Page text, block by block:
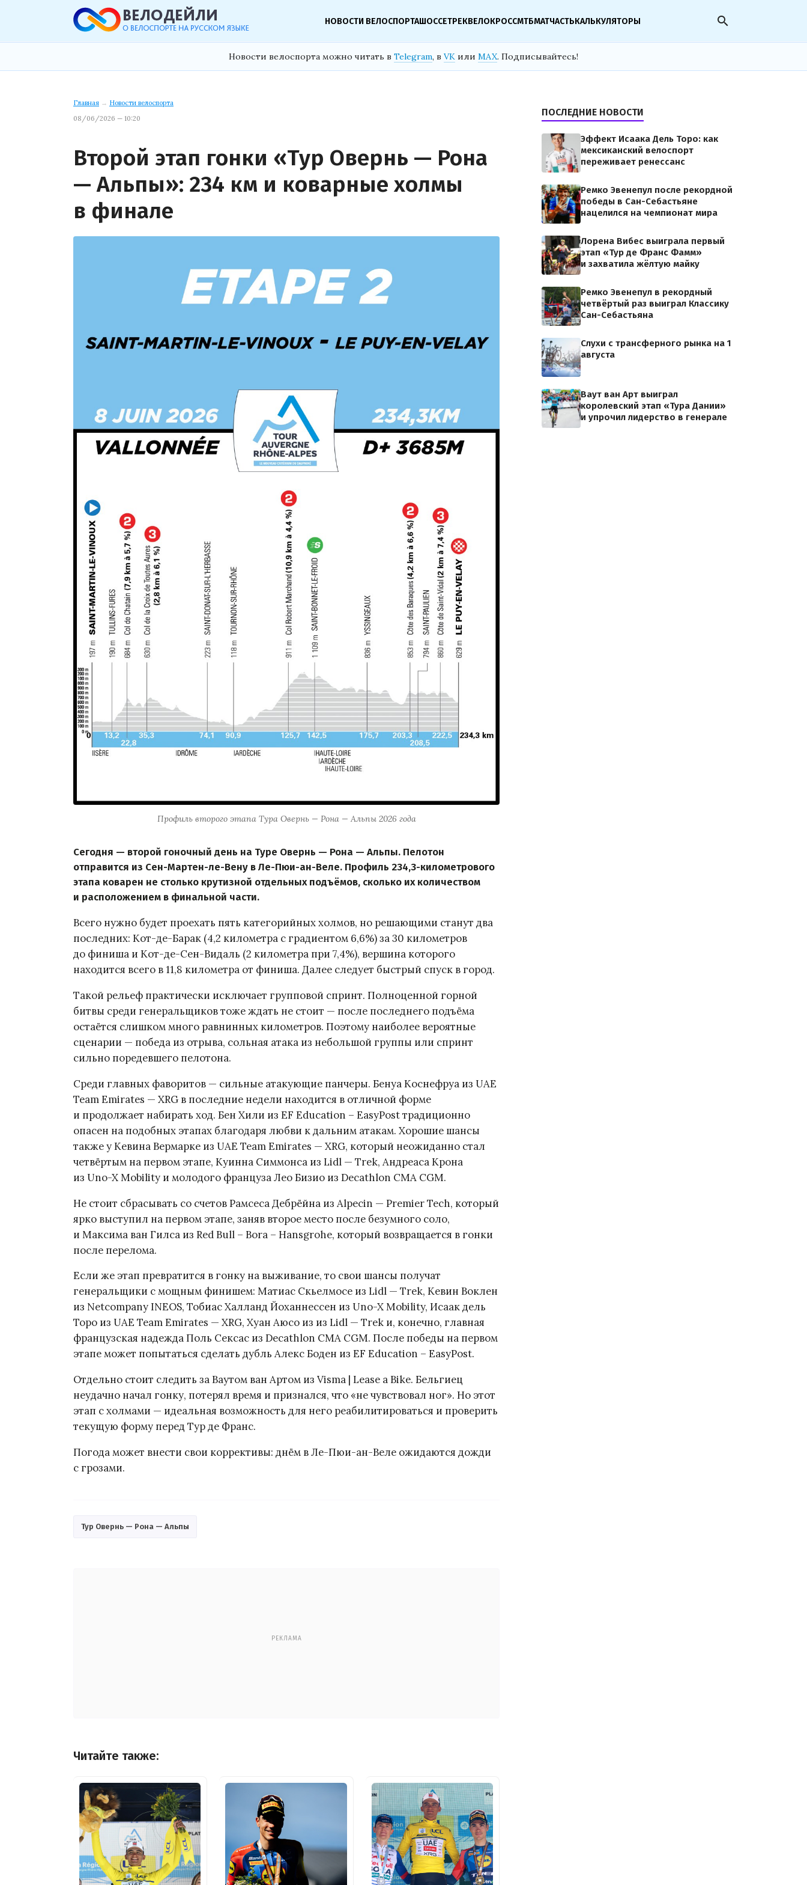
НОВОСТИ ВЕЛОСПОРТАШОССЕТРЕКВЕЛОКРОССМТБМАТЧАСТЬКАЛЬКУЛЯТОРЫ search
Новости велоспорта можно читать в Telegram, в VK или MAX. Подписывайтесь!
Главная → Новости велоспорта
08/06/2026 — 10:20
Второй этап гонки «Тур Овернь — Рона
— Альпы»: 234 км и коварные холмы
в финале
Профиль второго этапа Тура Овернь — Рона — Альпы 2026 года
Сегодня — второй гоночный день на Туре Овернь — Рона — Альпы. Пелотон
отправится из Сен-Мартен-ле-Вену в Ле-Пюи-ан-Веле. Профиль 234,3-километрового
этапа коварен не столько крутизной отдельных подъёмов, сколько их количеством
и расположением в финальной части.
Всего нужно будет проехать пять категорийных холмов, но решающими станут два
последних: Кот-де-Барак (4,2 километра с градиентом 6,6%) за 30 километров
до финиша и Кот-де-Сен-Видаль (2 километра при 7,4%), вершина которого
находится всего в 11,8 километра от финиша. Далее следует быстрый спуск в город.
Такой рельеф практически исключает групповой спринт. Полноценной горной
битвы среди генеральщиков тоже ждать не стоит — после последнего подъёма
остаётся слишком много равнинных километров. Поэтому наиболее вероятные
сценарии — победа из отрыва, сольная атака из небольшой группы или спринт
сильно поредевшего пелотона.
Среди главных фаворитов — сильные атакующие панчеры. Бенуа Коснефруа из UAE
Team Emirates — XRG в последние недели находится в отличной форме
и продолжает набирать ход. Бен Хили из EF Education – EasyPost традиционно
опасен на подобных этапах благодаря любви к дальним атакам. Хорошие шансы
также у Кевина Вермарке из UAE Team Emirates — XRG, который неожиданно стал
четвёртым на первом этапе, Куинна Симмонса из Lidl — Trek, Андреаса Крона
из Uno-X Mobility и молодого француза Лео Бизио из Decathlon CMA CGM.
Не стоит сбрасывать со счетов Рамсеса Дебрёйна из Alpecin — Premier Tech, который
ярко выступил на первом этапе, заняв второе место после безумного соло,
и Максима ван Гилса из Red Bull – Bora – Hansgrohe, который возвращается в гонки
после перелома.
Если же этап превратится в гонку на выживание, то свои шансы получат
генеральщики с мощным финишем: Матиас Скьелмосе из Lidl — Trek, Кевин Воклен
из Netcompany INEOS, Тобиас Халланд Йоханнессен из Uno-X Mobility, Исаак дель
Торо из UAE Team Emirates — XRG, Хуан Аюсо из из Lidl — Trek и, конечно, главная
французская надежда Поль Сексас из Decathlon CMA CGM. После победы на первом
этапе может попытаться сделать дубль Алекс Боден из EF Education – EasyPost.
Отдельно стоит следить за Ваутом ван Артом из Visma | Lease a Bike. Бельгиец
неудачно начал гонку, потерял время и признался, что «не чувствовал ног». Но этот
этап с холмами — идеальная возможность для него реабилитироваться и проверить
текущую форму перед Тур де Франс.
Погода может внести свои коррективы: днём в Ле-Пюи-ан-Веле ожидаются дожди
с грозами.
Тур Овернь — Рона — Альпы
РЕКЛАМА
Читайте также:
ПОСЛЕДНИЕ НОВОСТИ
Эффект Исаака Дель Торо: как
мексиканский велоспорт
переживает ренессанс
Ремко Эвенепул после рекордной
победы в Сан-Себастьяне
нацелился на чемпионат мира
Лорена Вибес выиграла первый
этап «Тур де Франс Фамм»
и захватила жёлтую майку
Ремко Эвенепул в рекордный
четвёртый раз выиграл Классику
Сан-Себастьяна
Слухи с трансферного рынка на 1
августа
Ваут ван Арт выиграл
королевский этап «Тура Дании»
и упрочил лидерство в генерале